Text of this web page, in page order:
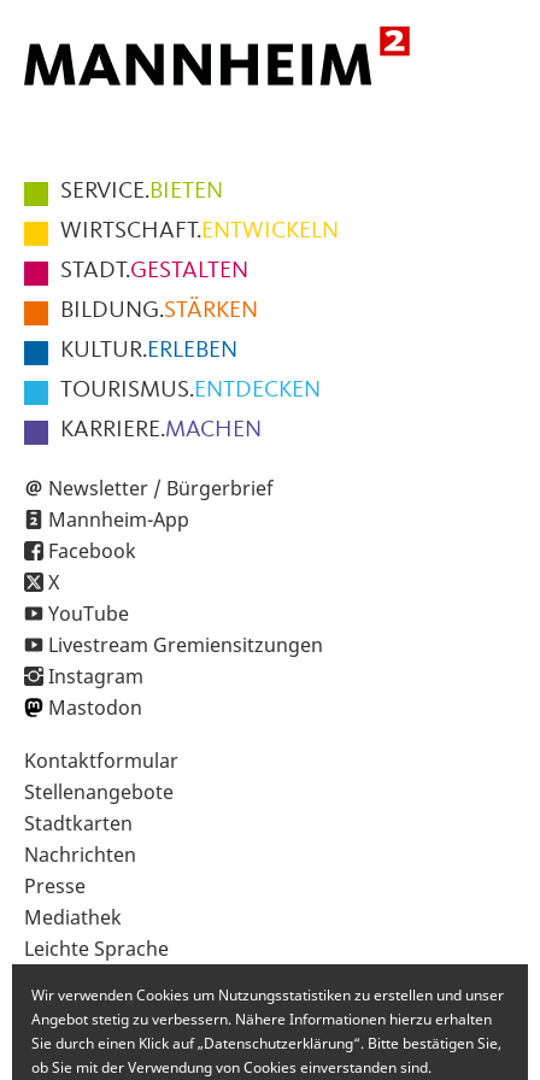
Hauptmenüpunkte
im
Fußbereich
der
Seite
SERVICE.BIETEN
WIRTSCHAFT.ENTWICKELN
STADT.GESTALTEN
BILDUNG.STÄRKEN
KULTUR.ERLEBEN
TOURISMUS.ENTDECKEN
KARRIERE.MACHEN
Newsletter / Bürgerbrief
Mannheim-App
Facebook
X
YouTube
Livestream Gremiensitzungen
Instagram
Mastodon
Sekundärnavigation
im
Fußbereich
Kontaktformular
Stellenangebote
Stadtkarten
Nachrichten
Presse
Mediathek
Leichte Sprache
Wir verwenden Cookies um Nutzungsstatistiken zu erstellen und unser
Angebot stetig zu verbessern. Nähere Informationen hierzu erhalten
Sie durch einen Klick auf „Datenschutzerklärung“. Bitte bestätigen Sie,
ob Sie mit der Verwendung von Cookies einverstanden sind.